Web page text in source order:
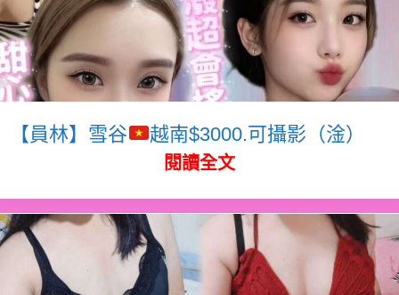
【員林】雪谷 越南$3000.可攝影（淦）
閱讀全文